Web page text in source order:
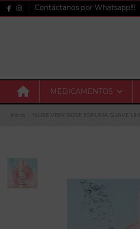
Contáctanos por Whatsapp!!!
MEDICAMENTOS
Inicio NUXE VERY ROSE ESPUMA SUAVE